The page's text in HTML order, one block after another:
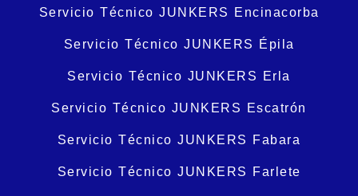
Servicio Técnico JUNKERS Encinacorba
Servicio Técnico JUNKERS Épila
Servicio Técnico JUNKERS Erla
Servicio Técnico JUNKERS Escatrón
Servicio Técnico JUNKERS Fabara
Servicio Técnico JUNKERS Farlete